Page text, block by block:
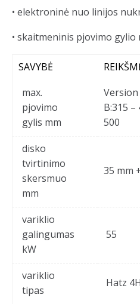
• elektroninė nuo linijos
• skaitmeninis pjovimo gylio
SAVYBĖ
max.
pjovimo
gylis mm
Version
B:315 –
500
disko
tvirtinimo
skersmuo
mm
35 mm
variklio
galingumas
kW
55
variklio
tipas
Hatz